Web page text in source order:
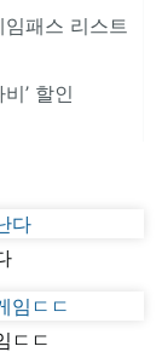
패스 리스트
’ 할인
ㄷㄷ